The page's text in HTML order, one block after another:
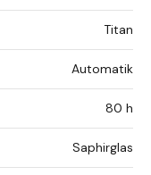
Titan
Automatik
80 h
Saphirglas